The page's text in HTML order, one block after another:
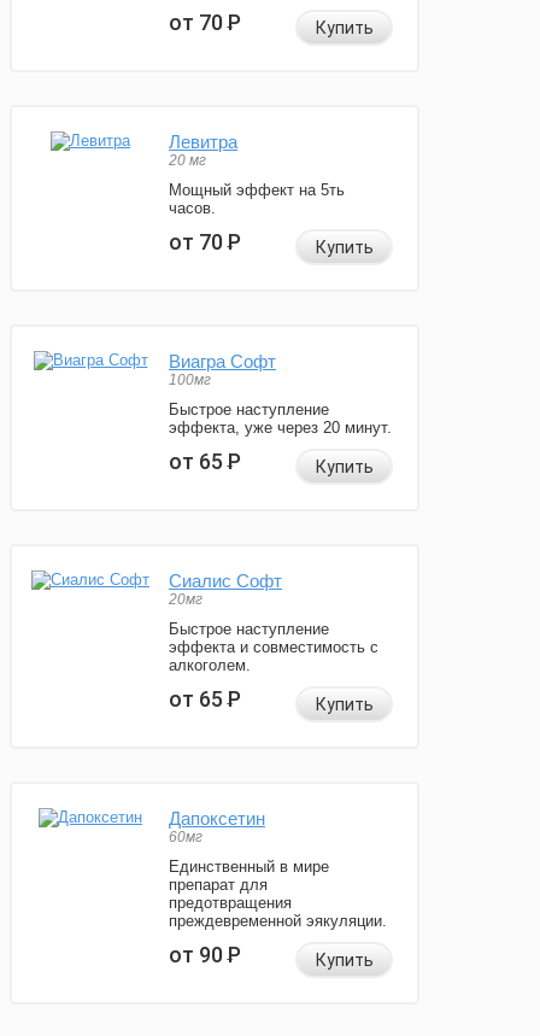
от 70Р Купить
Левитра
20 мг
Мощный эффект на 5ть
часов.
от 70Р Купить
Виагра Софт
100мг
Быстрое наступление
эффекта, уже через 20 минут.
от 65Р Купить
Сиалис Софт
20мг
Быстрое наступление
эффекта и совместимость с
алкоголем.
от 65Р Купить
Дапоксетин
60мг
Единственный в мире
препарат для
предотвращения
преждевременной эякуляции.
от 90Р Купить